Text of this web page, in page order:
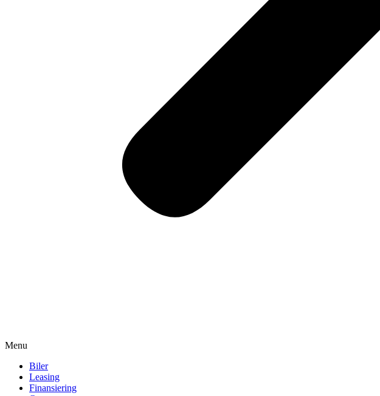
Menu
Biler
Leasing
Finansiering